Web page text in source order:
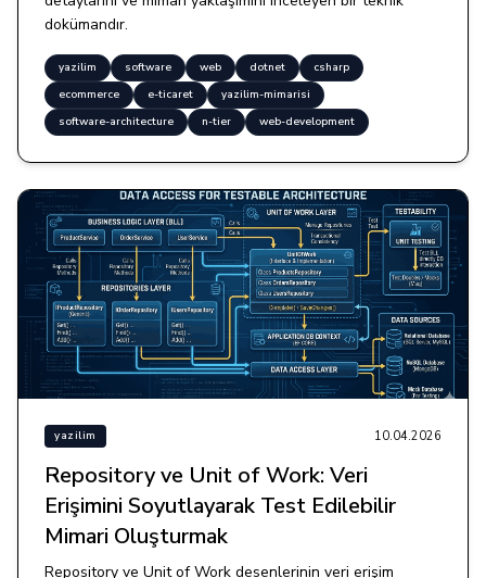
dokümandır.
yazilim software web dotnet
csharp
ecommerce
e-ticaret
yazilim-mimarisi
software-architecture
n-tier web-development
yazilim 10.04.2026
Repository ve Unit of Work: Veri
Erişimini Soyutlayarak Test Edilebilir
Mimari Oluşturmak
Repository ve Unit of Work desenlerinin veri erişim